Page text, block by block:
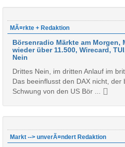
MÃ¤rkte + Redaktion
Börsenradio Märkte am Morgen,
wieder über 11.500, Wirecard,
Nein
Drittes Nein, im dritten Anlauf im
Das beeinflusst den DAX nicht, der
Schwung von den US Bör ...
Markt --> unverÃ¤ndert Redaktion